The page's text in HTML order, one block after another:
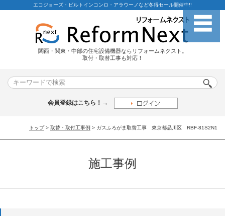
エコジョーズ・ビルトインコンロ・アラウーノなど冬得セール開催中!!
関西・関東・中部の住宅設備機器ならリフォームネクスト。
取付・取替工事も対応！
会員登録はこちら！→
トップ > 取替・取付工事例 > ガスふろがま取替工事 東京都品川区 RBF-81S2N1
施工事例